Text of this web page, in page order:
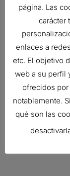
ISUZU
página. Las
carácter
enlaces a
etc. El objetivo
web a su perfil
ofrecidos
notablemente.
qué son las